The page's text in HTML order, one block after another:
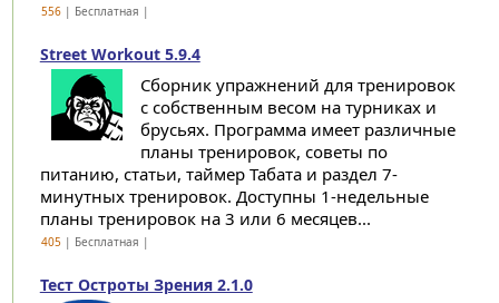
556| Бесплатная |
Street Workout 5.9.4
Сборник упражнений для тренировок
с собственным весом на турниках и
брусьях. Программа имеет различные
планы тренировок, советы по
питанию, статьи, таймер Табата и раздел 7-
минутных тренировок. Доступны 1-недельные
планы тренировок на 3 или 6 месяцев...
405| Бесплатная |
Тест Остроты Зрения 2.1.0